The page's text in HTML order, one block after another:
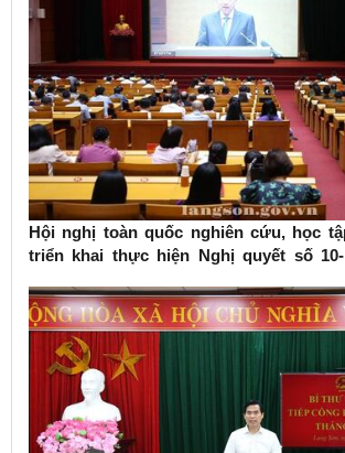
Hội nghị toàn quốc nghiên cứu, học
triển khai thực hiện Nghị quyết số 10-